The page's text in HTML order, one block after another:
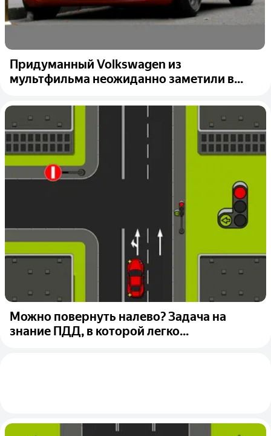
Придуманный Volkswagen из
мультфильма неожиданно заметили в...
Можно повернуть налево? Задача на
знание ПДД, в которой легко...